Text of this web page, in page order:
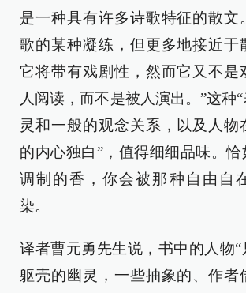
是一种具有许多诗歌特征的散文
歌的某种凝练，但更多地接近于
它将带有戏剧性，然而它又不是
人阅读，而不是被人演出。”这种
灵和一般的观念关系，以及人物
的内心独白”，值得细细品味。
调制的香，你会被那种自由自
染。
译者曹元勇先生说，书中的人物
躯壳的幽灵，一些抽象的、作者